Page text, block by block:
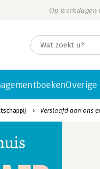
Op
Overige
Verslaafd aan ons